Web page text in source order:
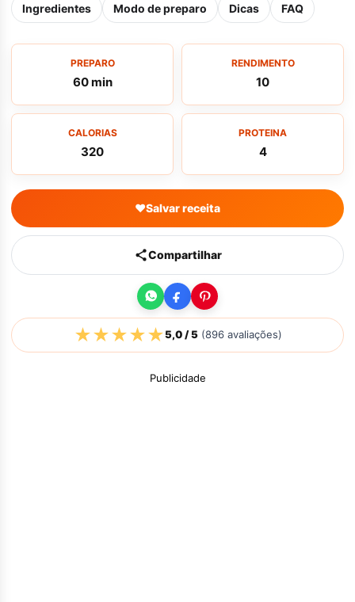
Ingredientes Modo de preparo Dicas FAQ
PREPARO
60 min
RENDIMENTO
10
CALORIAS
320
PROTEINA
4
♥Salvar receita
Compartilhar
★★★★★5,0/ 5(896avaliações)
Publicidade